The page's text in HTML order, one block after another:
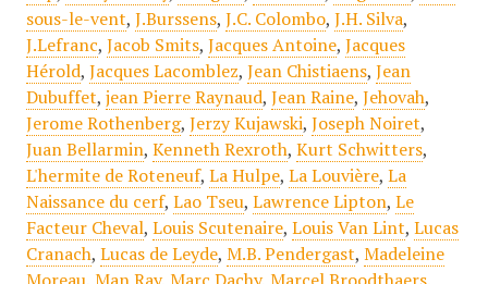
sous-le-vent, J.Burssens, J.C. Colombo, J.H. Silva,
J.Lefranc, Jacob Smits, Jacques Antoine, Jacques
Hérold, Jacques Lacomblez, Jean Chistiaens, Jean
Dubuffet, jean Pierre Raynaud, Jean Raine, Jehovah,
Jerome Rothenberg, Jerzy Kujawski, Joseph Noiret,
Juan Bellarmin, Kenneth Rexroth, Kurt Schwitters,
L'hermite de Roteneuf, La Hulpe, La Louvière, La
Naissance du cerf, Lao Tseu, Lawrence Lipton, Le
Facteur Cheval, Louis Scutenaire, Louis Van Lint, Lucas
Cranach, Lucas de Leyde, M.B. Pendergast, Madeleine